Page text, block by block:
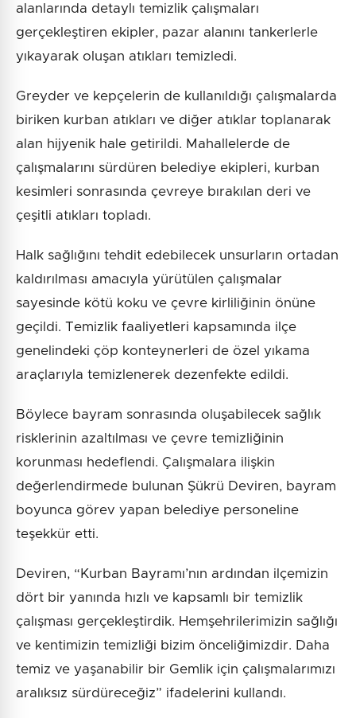
alanlarında detaylı temizlik çalışmaları
gerçekleştiren ekipler, pazar alanını tankerlerle
yıkayarak oluşan atıkları temizledi.
Greyder ve kepçelerin de kullanıldığı çalışmalarda
biriken kurban atıkları ve diğer atıklar toplanarak
alan hijyenik hale getirildi. Mahallelerde de
çalışmalarını sürdüren belediye ekipleri, kurban
kesimleri sonrasında çevreye bırakılan deri ve
çeşitli atıkları topladı.
Halk sağlığını tehdit edebilecek unsurların ortadan
kaldırılması amacıyla yürütülen çalışmalar
sayesinde kötü koku ve çevre kirliliğinin önüne
geçildi. Temizlik faaliyetleri kapsamında ilçe
genelindeki çöp konteynerleri de özel yıkama
araçlarıyla temizlenerek dezenfekte edildi.
Böylece bayram sonrasında oluşabilecek sağlık
risklerinin azaltılması ve çevre temizliğinin
korunması hedeflendi. Çalışmalara ilişkin
değerlendirmede bulunan Şükrü Deviren, bayram
boyunca görev yapan belediye personeline
teşekkür etti.
Deviren, “Kurban Bayramı’nın ardından ilçemizin
dört bir yanında hızlı ve kapsamlı bir temizlik
çalışması gerçekleştirdik. Hemşehrilerimizin sağlığı
ve kentimizin temizliği bizim önceliğimizdir. Daha
temiz ve yaşanabilir bir Gemlik için çalışmalarımızı
aralıksız sürdüreceğiz” ifadelerini kullandı.